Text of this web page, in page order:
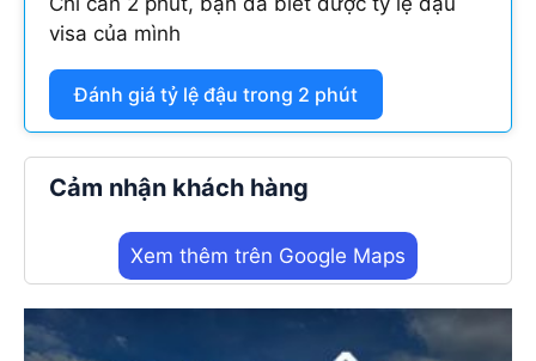
visa của mình
Đánh giá tỷ lệ đậu trong 2 phút
Cảm nhận khách hàng
Xem thêm trên Google Maps